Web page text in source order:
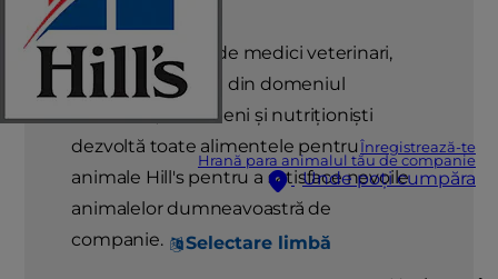
Înregistrează-te
Hrană para animalul tău de companie
Unde poți cumpăra
Selectare limbă
Mai mult de 220 de medici veterinari,
oameni de știință din domeniul
alimentar, tehnicieni și nutriționiști
dezvoltă toate alimentele pentru
animale Hill's pentru a satisface nevoile
animalelor dumneavoastră de
companie.